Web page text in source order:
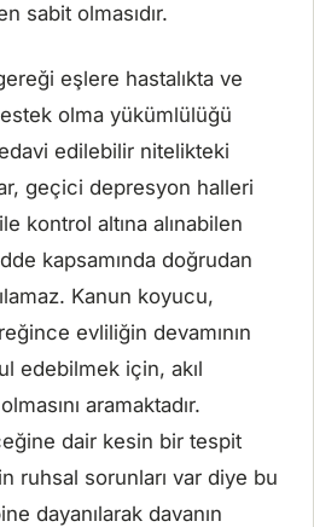
sabit olmasıdır.
eşlere hastalıkta ve
olma yükümlülüğü
edilebilir nitelikteki
geçici depresyon halleri
kontrol altına alınabilen
kapsamında doğrudan
Kanun koyucu,
evliliğin devamının
edebilmek için, akıl
aramaktadır.
dair kesin bir tespit
ruhsal sorunları var diye bu
dayanılarak davanın